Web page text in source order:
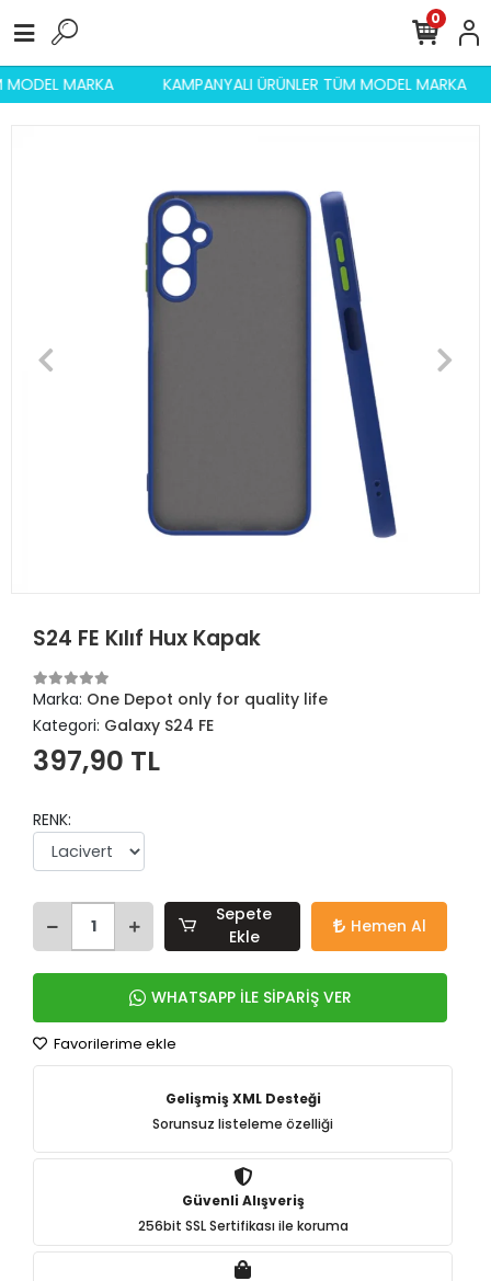
MODEL MARKA KAMPANYALI ÜRÜNLER TÜM MODEL MARKA
0
S24 FE Kılıf Hux Kapak
Marka: One Depot only for quality life
Kategori: Galaxy S24 FE
397,90 TL
RENK:
Sepete
Ekle
Hemen Al
WHATSAPP İLE SİPARİŞ VER
Favorilerime ekle
Gelişmiş XML Desteği
Sorunsuz listeleme özelliği
Güvenli Alışveriş
256bit SSL Sertifikası ile koruma